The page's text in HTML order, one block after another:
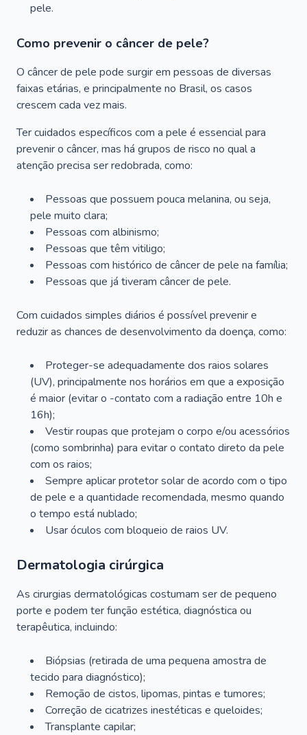
pele.
Como prevenir o câncer de pele?
O câncer de pele pode surgir em pessoas de diversas
faixas etárias, e principalmente no Brasil, os casos
crescem cada vez mais.
Ter cuidados específicos com a pele é essencial para
prevenir o câncer, mas há grupos de risco no qual a
atenção precisa ser redobrada, como:
Pessoas que possuem pouca melanina, ou seja,
pele muito clara;
Pessoas com albinismo;
Pessoas que têm vitiligo;
Pessoas com histórico de câncer de pele na família;
Pessoas que já tiveram câncer de pele.
Com cuidados simples diários é possível prevenir e
reduzir as chances de desenvolvimento da doença, como:
Proteger-se adequadamente dos raios solares
(UV), principalmente nos horários em que a exposição
é maior (evitar o -contato com a radiação entre 10h e
16h);
Vestir roupas que protejam o corpo e/ou acessórios
(como sombrinha) para evitar o contato direto da pele
com os raios;
Sempre aplicar protetor solar de acordo com o tipo
de pele e a quantidade recomendada, mesmo quando
o tempo está nublado;
Usar óculos com bloqueio de raios UV.
Dermatologia cirúrgica
As cirurgias dermatológicas costumam ser de pequeno
porte e podem ter função estética, diagnóstica ou
terapêutica, incluindo:
Biópsias (retirada de uma pequena amostra de
tecido para diagnóstico);
Remoção de cistos, lipomas, pintas e tumores;
Correção de cicatrizes inestéticas e queloides;
Transplante capilar;